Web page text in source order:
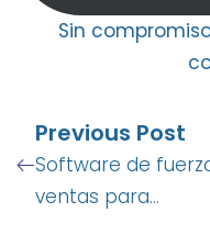
Sin
Previous Post
Software de
ventas para